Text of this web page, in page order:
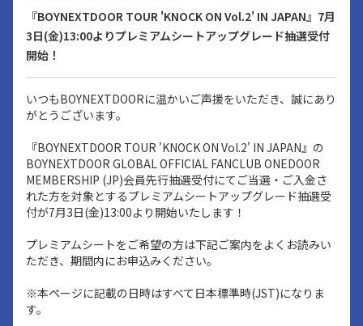
『BOYNEXTDOOR TOUR 'KNOCK ON Vol.2' IN JAPAN』7月
3日(金)13:00よりプレミアムシートアップグレード抽選受付
開始！
いつもBOYNEXTDOORに温かいご声援をいただき、誠にあり
がとうございます。
『BOYNEXTDOOR TOUR 'KNOCK ON Vol.2' IN JAPAN』の
BOYNEXTDOOR GLOBAL OFFICIAL FANCLUB ONEDOOR
MEMBERSHIP (JP)会員先行抽選受付にてご当選・ご入金さ
れた方を対象とするプレミアムシートアップグレード抽選受
付が7月3日(金)13:00より開始いたします！
プレミアムシートをご希望の方は下記ご案内をよくお読みい
ただき、期間内にお申込みください。
※本ページに記載の日時はすべて日本標準時(JST)になりま
す。